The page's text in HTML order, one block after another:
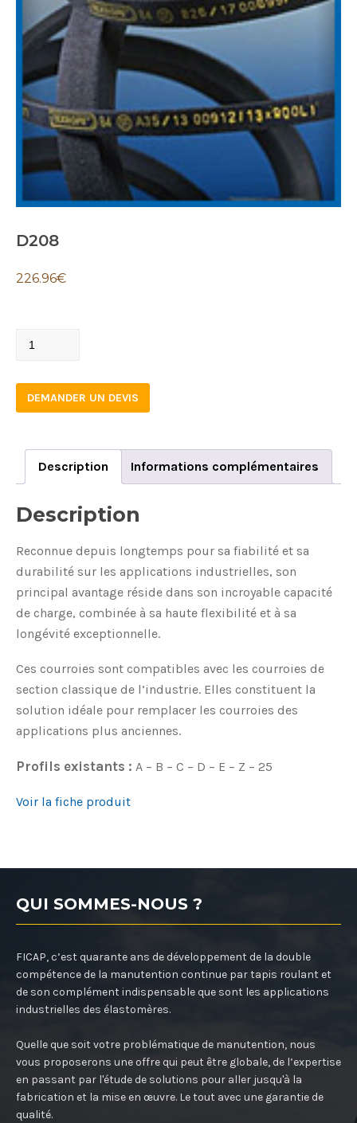
D208
226.96€
D208
DEMANDER UN DEVIS
Description Informations complémentaires
Description
Reconnue depuis longtemps pour sa fiabilité et sa
durabilité sur les applications industrielles, son
principal avantage réside dans son incroyable capacité
de charge, combinée à sa haute flexibilité et à sa
longévité exceptionnelle.
Ces courroies sont compatibles avec les courroies de
section classique de l’industrie. Elles constituent la
solution idéale pour remplacer les courroies des
applications plus anciennes.
Profils existants : A – B – C – D – E – Z – 25
Voir la fiche produit
QUI SOMMES-NOUS ?
FICAP, c’est quarante ans de développement de la double
compétence de la manutention continue par tapis roulant et
de son complément indispensable que sont les applications
industrielles des élastomères.
Quelle que soit votre problématique de manutention, nous
vous proposerons une offre qui peut être globale, de l’expertise
en passant par l'étude de solutions pour aller jusqu'à la
fabrication et la mise en œuvre. Le tout avec une garantie de
qualité.